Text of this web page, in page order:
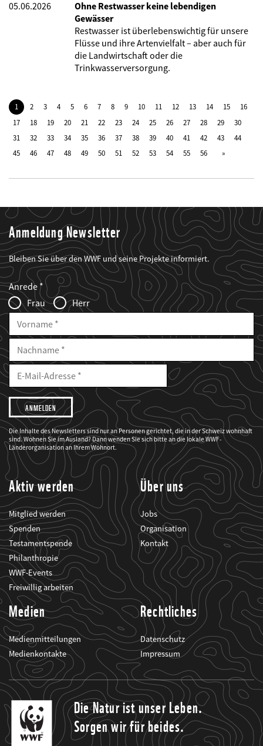
05.06.2026
Ohne Restwasser keine lebendigen
Gewässer
Restwasser ist überlebenswichtig für unsere
Flüsse und ihre Artenvielfalt – aber auch für
die Landwirtschaft oder die
Trinkwasserversorgung.
1 2 3 4 5 6 7 8 9 10 11 12 13 14 15
16
17
18 19 20 21 22 23 24 25 26 27 28 29
30
31
32 33 34 35 36 37 38 39 40 41 42 43
44
45
46 47 48 49 50 51 52 53 54 55 56
Anmeldung Newsletter
Bleiben Sie über den WWF und seine Projekte informiert.
Web2Case
Infofelder
Fieldset
anrede_name
Anrede
Frau
Herr
Vorname
Nachname
E-
Mailadresse
E-
Adresse
Ich
möchte,
dass
der
WWF
mich
über
seine
Projekte
informiert.
Die Inhalte des Newsletters sind nur an Personen gerichtet, die in der Schweiz wohnhaft
sind. Wohnen Sie im Ausland? Dann wenden Sie sich bitte an die lokale WWF-
Länderorganisation an Ihrem Wohnort.
Aktiv werden
Mitglied werden
Spenden
Testamentspende
Philanthropie
WWF-Events
Freiwillig arbeiten
Über uns
Jobs
Organisation
Kontakt
Medien
Medienmitteilungen
Medienkontakte
Rechtliches
Datenschutz
Impressum
Die Natur ist unser Leben.
Sorgen wir für beides.